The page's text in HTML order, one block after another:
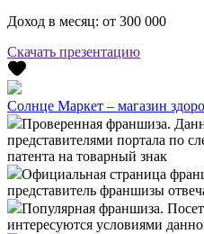
Доход в месяц: от 300 000
Скачать презентацию
Солнце Маркет – магазин
Проверенная франшиза.
представителями портала по
патента на товарный знак
Официальная страница
представитель франшизы
Популярная франшиза.
интересуются условиями